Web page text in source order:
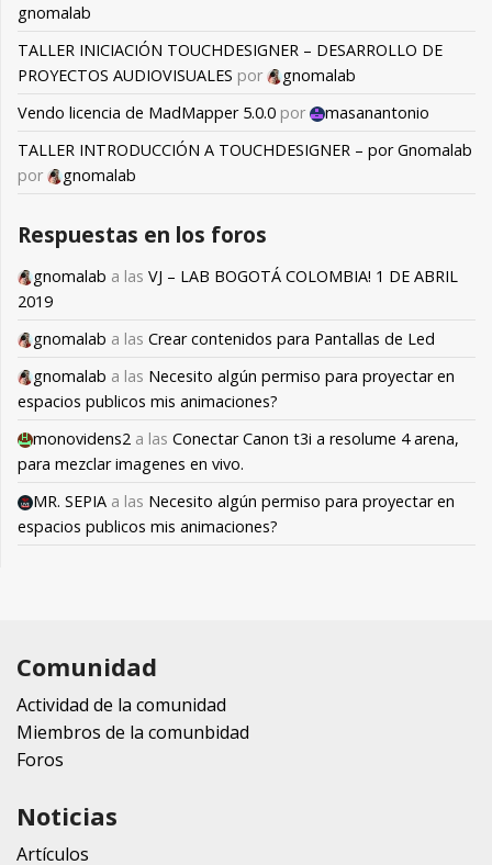
gnomalab
TALLER INICIACIÓN TOUCHDESIGNER – DESARROLLO DE
PROYECTOS AUDIOVISUALES por
gnomalab
Vendo licencia de MadMapper 5.0.0 por
masanantonio
TALLER INTRODUCCIÓN A TOUCHDESIGNER – por Gnomalab
por
gnomalab
Respuestas en los foros
gnomalab a las VJ – LAB BOGOTÁ COLOMBIA! 1 DE ABRIL
2019
gnomalab a las Crear contenidos para Pantallas de Led
gnomalab a las Necesito algún permiso para proyectar en
espacios publicos mis animaciones?
monovidens2 a las Conectar Canon t3i a resolume 4 arena,
para mezclar imagenes en vivo.
MR. SEPIA a las Necesito algún permiso para proyectar en
espacios publicos mis animaciones?
Comunidad
Actividad de la comunidad
Miembros de la comunbidad
Foros
Noticias
Artículos